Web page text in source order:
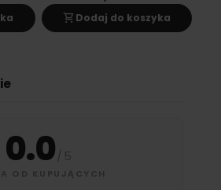
shopping_cart Dodaj do koszyka
0.0/ 5
OD KUPUJĄCYCH